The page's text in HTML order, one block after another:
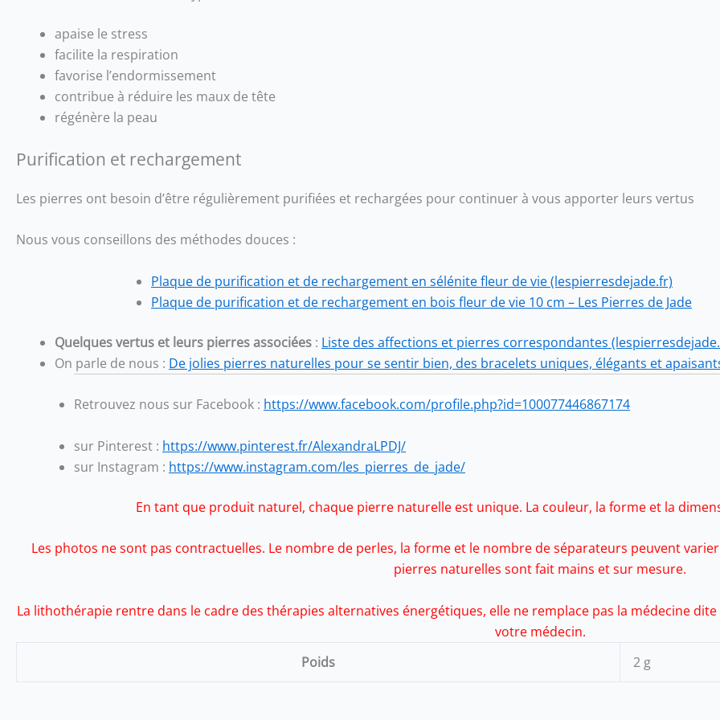
apaise le stress
facilite la respiration
favorise l’endormissement
contribue à réduire les maux de tête
régénère la peau
Purification et rechargement
Les pierres ont besoin d’être régulièrement purifiées et rechargées pour continuer à vous apporter leurs vertus
Nous vous conseillons des méthodes douces :
Plaque de purification et de rechargement en sélénite fleur de vie (lespierresdejade.fr)
Plaque de purification et de rechargement en bois fleur de vie 10 cm – Les Pierres de Jade
Quelques vertus et leurs pierres associées : Liste des affections et pierres correspondantes
On parle de nous : De jolies pierres naturelles pour se sentir bien, des bracelets uniques, élégants et
Retrouvez nous sur Facebook : https://www.facebook.com/profile.php?id=100077446867174
sur Pinterest : https://www.pinterest.fr/AlexandraLPDJ/
sur Instagram : https://www.instagram.com/les_pierres_de_jade/
En tant que produit naturel, chaque pierre naturelle est unique. La couleur, la forme et la
Les photos ne sont pas contractuelles. Le nombre de perles, la forme et le nombre de séparateurs peuvent
pierres naturelles sont fait mains et sur mesure.
La lithothérapie rentre dans le cadre des thérapies alternatives énergétiques, elle ne remplace pas la médecine
votre médecin.
Poids
2 g